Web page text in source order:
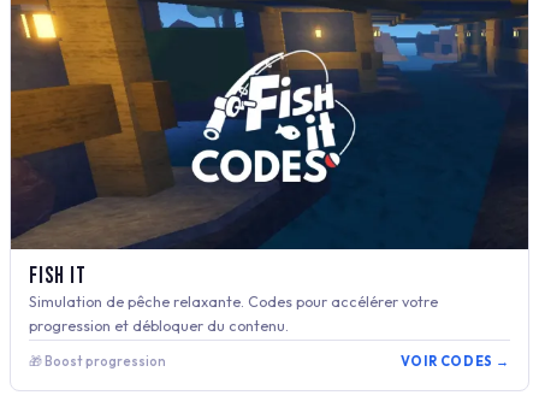
Fish It
Simulation de pêche relaxante. Codes pour accélérer votre
progression et débloquer du contenu.
🎁 Boost progression VOIR CODES →